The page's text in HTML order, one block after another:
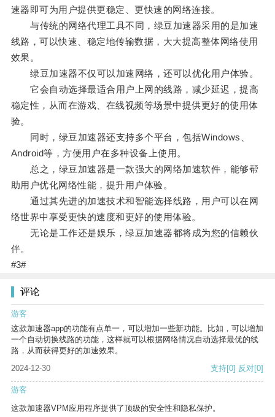
速器即可为用户提供更稳定、更快速的网络连接。
与传统的网络代理工具不同，绿豆加速器采用的是加速
线路，可以快速、稳定地传输数据，大大提高整体网络使用
效果。
绿豆加速器不仅可以加速网络，还可以优化用户体验。
它会自动选择最适合用户上网的线路，减少延迟，提高
稳定性，从而在游戏、在线视频等场景中提供更好的使用体
验。
同时，绿豆加速器还支持多个平台，包括Windows、
Android等，方便用户在多种设备上使用。
总之，绿豆加速器是一款强大的网络加速软件，能够帮
助用户优化网络性能，提升用户体验。
通过其先进的加速技术和智能选择线路，用户可以在网
络世界中享受更快的速度和更好的使用体验。
无论是工作还是娱乐，绿豆加速器都将成为您的信赖伙
伴。
#3#
评论
游客
这款加速器app的功能有点单一，可以增加一些新功能。比如，可以增加
一个自动切换线路的功能，这样就可以根据网络情况自动选择最优的线
路，从而获得更好的加速效果。
2024-12-30
支持[0] 反对[0]
游客
这款加速器VPM应用程序提供了顶级的安全性和隐私保护。